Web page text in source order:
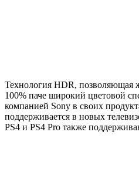
Технология HDR, позволяющая
100% паче широкий цветовой
компанией Sony в своих
поддерживается в новых
PS4 и PS4 Pro также